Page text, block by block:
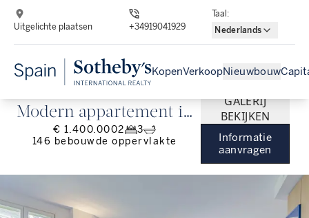
Uitgelichte plaatsen +34919041929
Taal :
Nederlands
KopenVerkoopNieuwbouw
Modern appartement in
een luxe project in
€ 1.400.0002
3
146 bebouwde oppervlakte
GALERIJ
BEKIJKEN
Informatie
aanvragen